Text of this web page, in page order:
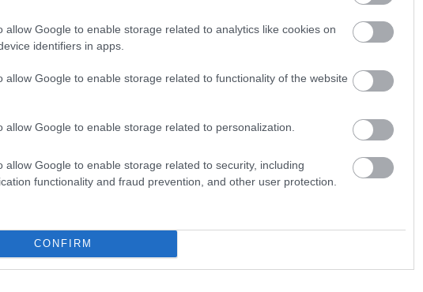
allow Google to enable storage related to analytics like cookies on
identifiers in apps.
allow Google to enable storage related to functionality of the website
allow Google to enable storage related to personalization.
allow Google to enable storage related to security, including
functionality and fraud prevention, and other user protection.
CONFIRM
külön kezelte a kritikusok, esztéták, újságírók, valamint a
örvend nagyobb presztízsnek – erről bővebben később.